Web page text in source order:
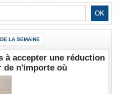
LA SEMAINE
à accepter une réduction
de n'importe où